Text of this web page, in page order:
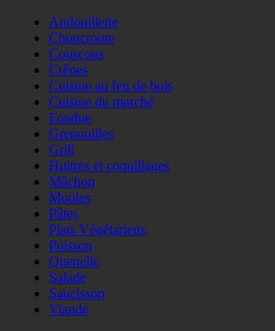
Andouillette
Choucroute
Couscous
Crêpes
Cuisine au feu de bois
Cuisine du marché
Fondue
Grenouilles
Grill
Huitres et coquillages
Mâchon
Moules
Pâtes
Plats Végétariens
Poisson
Quenelle
Salade
Saucisson
Viande